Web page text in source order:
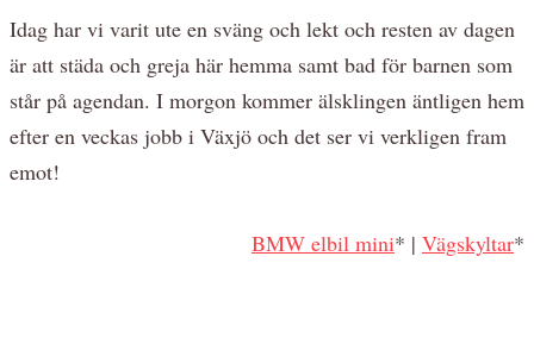
Idag har vi varit ute en sväng och lekt och resten av dagen
är att städa och greja här hemma samt bad för barnen som
står på agendan. I morgon kommer älsklingen äntligen hem
efter en veckas jobb i Växjö och det ser vi verkligen fram
emot!
BMW elbil mini* | Vägskyltar*